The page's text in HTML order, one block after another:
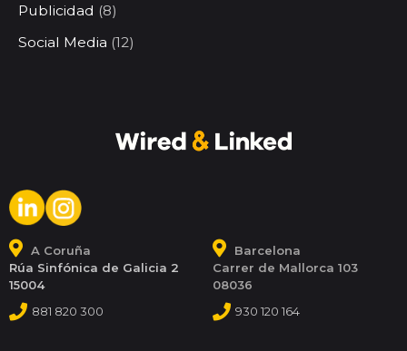
Publicidad (8)
Social Media (12)
A Coruña
Rúa Sinfónica de Galicia 2
15004
881 820 300
Barcelona
Carrer de Mallorca 103
08036
930 120 164